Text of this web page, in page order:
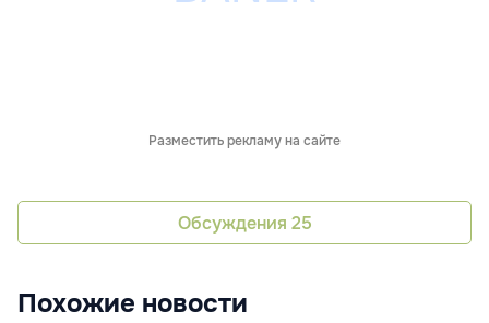
Разместить рекламу на сайте
Обсуждения 25
Похожие новости